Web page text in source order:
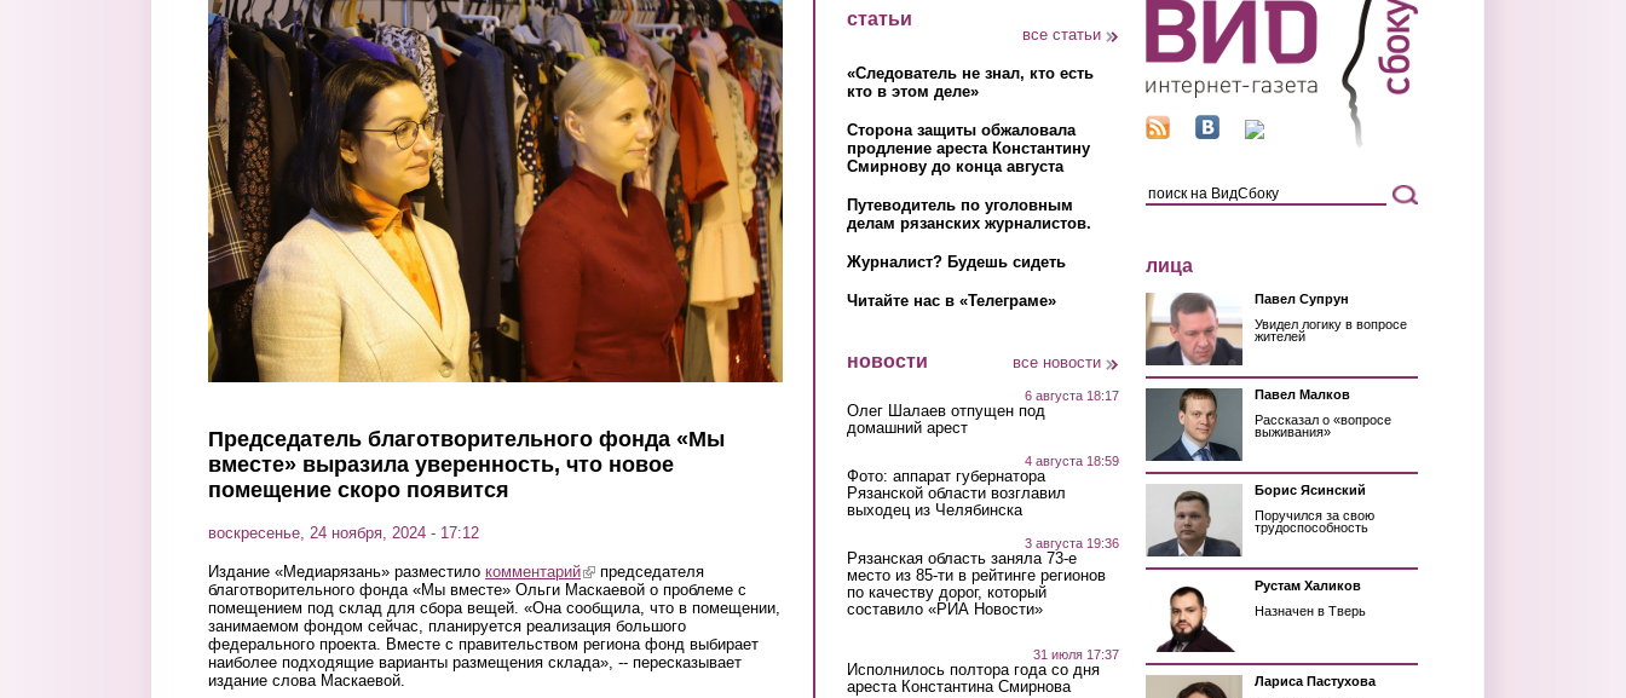
Перейти к основному содержанию
Председатель благотворительного фонда «Мы
вместе» выразила уверенность, что новое
помещение скоро появится
воскресенье, 24 ноября, 2024 - 17:12
Издание «Медиарязань» разместило комментарий(link is external)
председателя
благотворительного фонда «Мы вместе» Ольги Маскаевой о проблеме с
помещением под склад для сбора вещей. «Она сообщила, что в помещении,
занимаемом фондом сейчас, планируется реализация большого
федерального проекта. Вместе с правительством региона фонд выбирает
наиболее подходящие варианты размещения склада», -- пересказывает
издание слова Маскаевой.
статьи
все статьи
«Следователь не знал, кто есть
кто в этом деле»
Сторона защиты обжаловала
продление ареста Константину
Смирнову до конца августа
Путеводитель по уголовным
делам рязанских журналистов.
Журналист? Будешь сидеть
Читайте нас в «Телеграме»
новости все новости
6 августа 18:17
Олег Шалаев отпущен под
домашний арест
4 августа 18:59
Фото: аппарат губернатора
Рязанской области возглавил
выходец из Челябинска
3 августа 19:36
Рязанская область заняла 73-е
место из 85-ти в рейтинге регионов
по качеству дорог, который
составило «РИА Новости»
31 июля 17:37
Исполнилось полтора года со дня
ареста Константина Смирнова
лица
Павел Супрун
Увидел логику в вопросе
жителей
Павел Малков
Рассказал о «вопросе
выживания»
Борис Ясинский
Поручился за свою
трудоспособность
Рустам Халиков
Назначен в Тверь
Лариса Пастухова